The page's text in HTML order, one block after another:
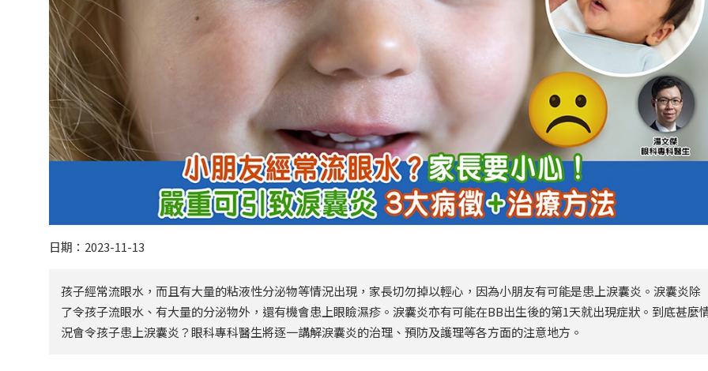
日期：2023-11-13
孩子經常流眼水，而且有大量的粘液性分泌物等情況出現，家長切勿掉以輕心，因為小朋友有可能是患上淚囊炎。淚囊炎除
了令孩子流眼水、有大量的分泌物外，還有機會患上眼瞼濕疹。淚囊炎亦有可能在BB出生後的第1天就出現症狀。到底甚麼
況會令孩子患上淚囊炎？眼科專科醫生將逐一講解淚囊炎的治理、預防及護理等各方面的注意地方。